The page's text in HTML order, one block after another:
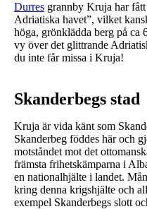
Durres grannby Kruja har
Adriatiska havet”, vilket
höga, grönklädda berg på ca
vy över det glittrande
du inte får missa i Kruja!
Skanderbegs stad
Kruja är vida känt som
Skanderbeg föddes här och
motståndet mot det
främsta frihetskämparna i
en nationalhjälte i landet.
kring denna krigshjälte och
exempel Skanderbegs slott